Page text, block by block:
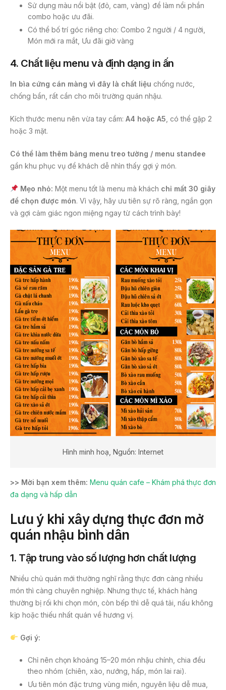
Sử dụng màu nổi bật (đỏ, cam, vàng) để làm nổi phần
combo hoặc ưu đãi.
Có thể bố trí góc riêng cho: Combo 2 người / 4 người,
Món mới ra mắt, Ưu đãi giờ vàng
4. Chất liệu menu và định dạng in ấn
In bìa cứng cán màng vì đây là chất liệu chống nước,
chống bẩn, rất cần cho môi trường quán nhậu.
Kích thước menu nên vừa tay cầm: A4 hoặc A5 , có thể gập 2
hoặc 3 mặt.
Có thể làm thêm bảng menu treo tường / menu standee
gần khu phục vụ để khách dễ nhìn thấy gợi ý món.
Mẹo nhỏ: Một menu tốt là menu mà khách chỉ mất 30 giây
để chọn được món. Vì vậy, hãy ưu tiên sự rõ ràng, ngắn gọn
và gợi cảm giác ngon miệng ngay từ cách trình bày!
Hình minh hoạ, Nguồn: Internet
>> Mời bạn xem thêm: Menu quán cafe – Khám phá thực đơn
đa dạng và hấp dẫn
Lưu ý khi xây dựng thực đơn mở
quán nhậu bình dân
1. Tập trung vào số lượng hơn chất lượng
Nhiều chủ quán mới thường nghĩ rằng thực đơn càng nhiều
món thì càng chuyên nghiệp. Nhưng thực tế, khách hàng
thường bị rối khi chọn món, còn bếp thì dễ quá tải, nấu không
kịp hoặc thiếu nhất quán về hương vị.
Gợi ý:
Chỉ nên chọn khoảng 15–20 món nhậu chính, chia đều
theo nhóm (chiên, xào, nướng, hấp, món lai rai).
Ưu tiên món đặc trưng vùng miền, nguyên liệu dễ mua,